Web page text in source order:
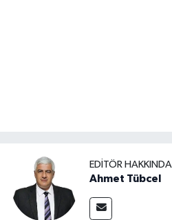
EDITÖR HAKKINDA
Ahmet Tübcel